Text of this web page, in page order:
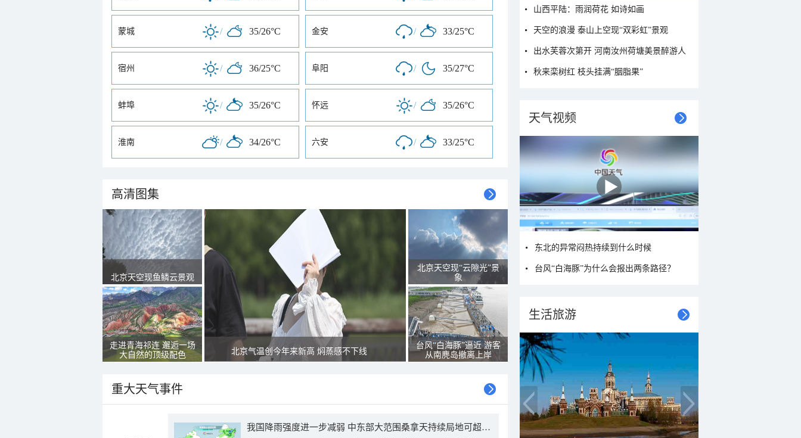
蒙城 / 35/26°C 金安 / 33/25°C
宿州 / 36/25°C 阜阳 / 35/27°C
蚌埠 / 35/26°C 怀远 / 35/26°C
淮南 / 34/26°C 六安 / 33/25°C
高清图集
北京天空现鱼鳞云景观
走进青海祁连 邂逅一场
大自然的顶级配色
北京气温创今年来新高 焖蒸感不下线
北京天空现“云隙光”景
象
台风“白海豚”逼近 游客
从南麂岛撤离上岸
重大天气事件
我国降雨强度进一步减弱 中东部大范围桑拿天持续局地可超38℃
山西平陆：雨润荷花 如诗如画
天空的浪漫 泰山上空现“双彩虹”景观
出水芙蓉次第开 河南汝州荷塘美景醉游人
秋来栾树红 枝头挂满“胭脂果”
天气视频
东北的异常闷热持续到什么时候
台风“白海豚”为什么会报出两条路径？
生活旅游